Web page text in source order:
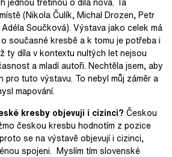
(Nikola Čulík, Michal Drozen, Petr
Součková). Výstava jako celek má
současné kresbě a k tomu je potřeba i
ty díla v kontextu nultých let nejsou
a mladí autoři. Nechtěla jsem, aby
pro tuto výstavu. To nebyl můj záměr a
mapování.
kresby objevují i cizinci? Českou
českou kresbu hodnotím z pozice
se na výstavě objevují i cizinci,
spojeni. Myslím tím slovenské